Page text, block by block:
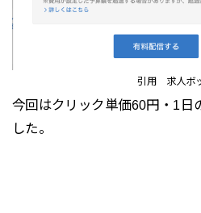
引用 求人ボ
今回はクリック単価60円・1日
した。